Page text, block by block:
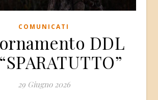
COMUNICATI
DDL
29 Giugno 2026